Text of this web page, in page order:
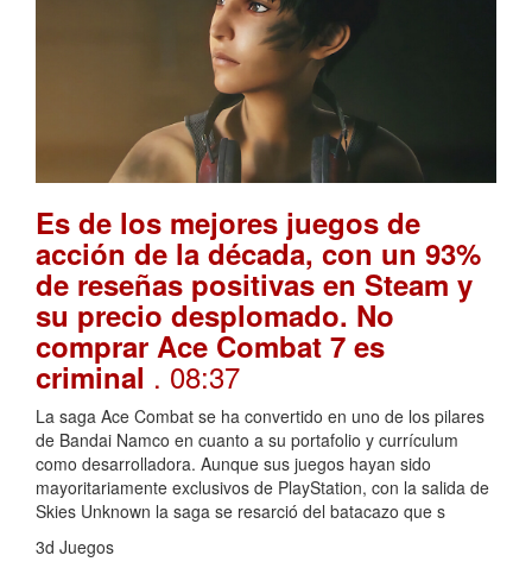
Es de los mejores juegos de
acción de la década, con un 93%
de reseñas positivas en Steam y
su precio desplomado. No
comprar Ace Combat 7 es
criminal . 08:37
La saga Ace Combat se ha convertido en uno de los pilares
de Bandai Namco en cuanto a su portafolio y currículum
como desarrolladora. Aunque sus juegos hayan sido
mayoritariamente exclusivos de PlayStation, con la salida de
Skies Unknown la saga se resarció del batacazo que s
3d Juegos